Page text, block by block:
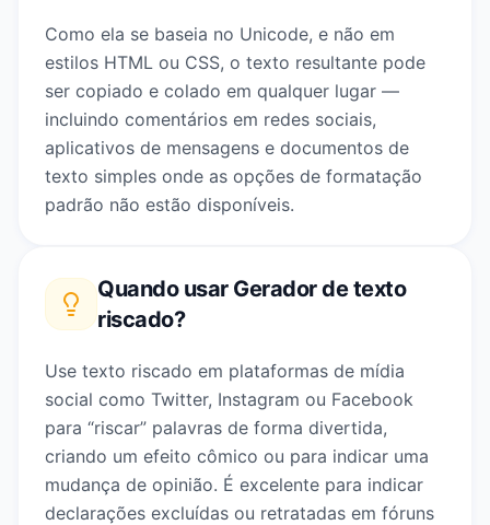
Como ela se baseia no Unicode, e não em
estilos HTML ou CSS, o texto resultante pode
ser copiado e colado em qualquer lugar —
incluindo comentários em redes sociais,
aplicativos de mensagens e documentos de
texto simples onde as opções de formatação
padrão não estão disponíveis.
Quando usar Gerador de texto
riscado?
Use texto riscado em plataformas de mídia
social como Twitter, Instagram ou Facebook
para “riscar” palavras de forma divertida,
criando um efeito cômico ou para indicar uma
mudança de opinião. É excelente para indicar
declarações excluídas ou retratadas em fóruns